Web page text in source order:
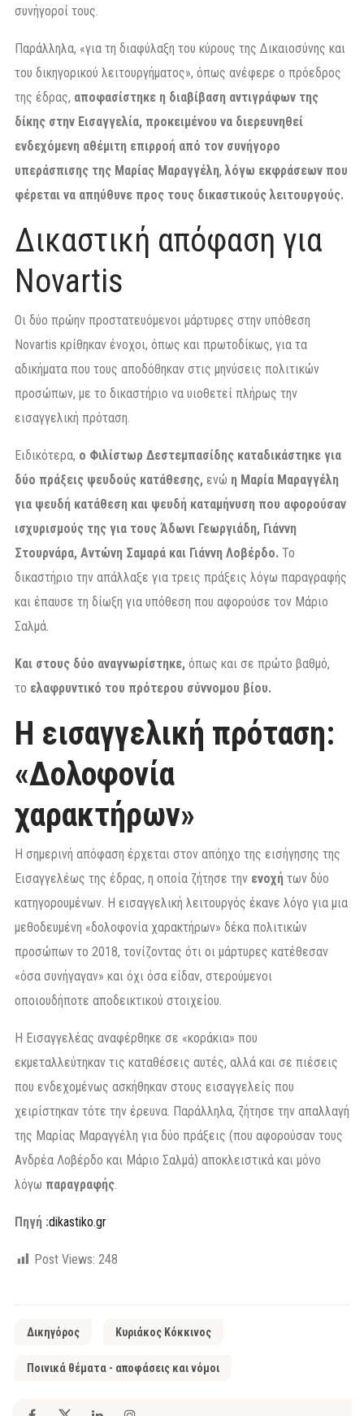
συνήγοροί τους.
Παράλληλα, «για τη διαφύλαξη του κύρους της Δικαιοσύνης και
του δικηγορικού λειτουργήματος», όπως ανέφερε ο πρόεδρος
της έδρας, αποφασίστηκε η διαβίβαση αντιγράφων της
δίκης στην Εισαγγελία, προκειμένου να διερευνηθεί
ενδεχόμενη αθέμιτη επιρροή από τον συνήγορο
υπεράσπισης της Μαρίας Μαραγγέλη, λόγω εκφράσεων που
φέρεται να απηύθυνε προς τους δικαστικούς λειτουργούς.
Δικαστική απόφαση για
Novartis
Οι δύο πρώην προστατευόμενοι μάρτυρες στην υπόθεση
Novartis κρίθηκαν ένοχοι, όπως και πρωτοδίκως, για τα
αδικήματα που τους αποδόθηκαν στις μηνύσεις πολιτικών
προσώπων, με το δικαστήριο να υιοθετεί πλήρως την
εισαγγελική πρόταση.
Ειδικότερα, ο Φιλίστωρ Δεστεμπασίδης καταδικάστηκε για
δύο πράξεις ψευδούς κατάθεσης, ενώ η Μαρία Μαραγγέλη
για ψευδή κατάθεση και ψευδή καταμήνυση που αφορούσαν
ισχυρισμούς της για τους Άδωνι Γεωργιάδη, Γιάννη
Στουρνάρα, Αντώνη Σαμαρά και Γιάννη Λοβέρδο. Το
δικαστήριο την απάλλαξε για τρεις πράξεις λόγω παραγραφής
και έπαυσε τη δίωξη για υπόθεση που αφορούσε τον Μάριο
Σαλμά.
Και στους δύο αναγνωρίστηκε, όπως και σε πρώτο βαθμό,
το ελαφρυντικό του πρότερου σύννομου βίου.
Η εισαγγελική πρόταση:
«Δολοφονία
χαρακτήρων»
Η σημερινή απόφαση έρχεται στον απόηχο της εισήγησης της
Εισαγγελέως της έδρας, η οποία ζήτησε την ενοχή των δύο
κατηγορουμένων. Η εισαγγελική λειτουργός έκανε λόγο για μια
μεθοδευμένη «δολοφονία χαρακτήρων» δέκα πολιτικών
προσώπων το 2018, τονίζοντας ότι οι μάρτυρες κατέθεσαν
«όσα συνήγαγαν» και όχι όσα είδαν, στερούμενοι
οποιουδήποτε αποδεικτικού στοιχείου.
Η Εισαγγελέας αναφέρθηκε σε «κοράκια» που
εκμεταλλεύτηκαν τις καταθέσεις αυτές, αλλά και σε πιέσεις
που ενδεχομένως ασκήθηκαν στους εισαγγελείς που
χειρίστηκαν τότε την έρευνα. Παράλληλα, ζήτησε την απαλλαγή
της Μαρίας Μαραγγέλη για δύο πράξεις (που αφορούσαν τους
Ανδρέα Λοβέρδο και Μάριο Σαλμά) αποκλειστικά και μόνο
λόγω παραγραφής.
Πηγή :dikastiko.gr
Post Views: 248
Δικηγόρος Κυριάκος Κόκκινος
Ποινικά θέματα - αποφάσεις και νόμοι